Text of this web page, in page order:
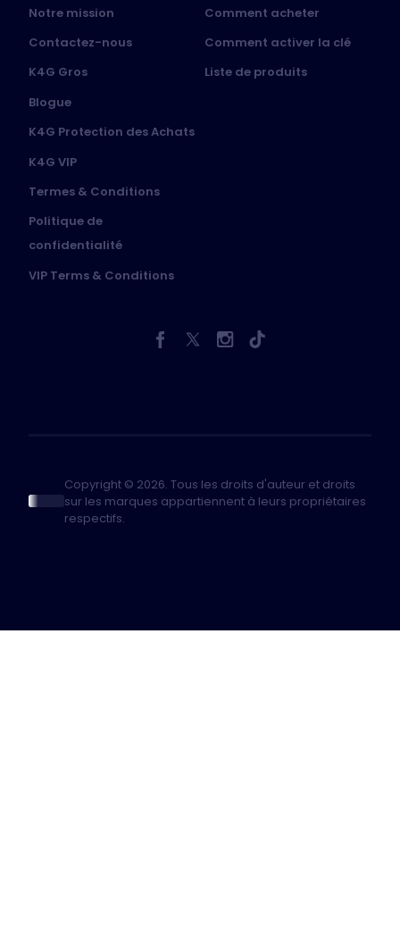
Notre mission
Contactez-nous
K4G Gros
Blogue
K4G Protection des Achats
K4G VIP
Termes & Conditions
Politique de
confidentialité
VIP Terms & Conditions
Comment acheter
Comment activer la clé
Liste de produits
Copyright © 2026. Tous les droits d'auteur et droits
sur les marques appartiennent à leurs propriétaires
respectifs.